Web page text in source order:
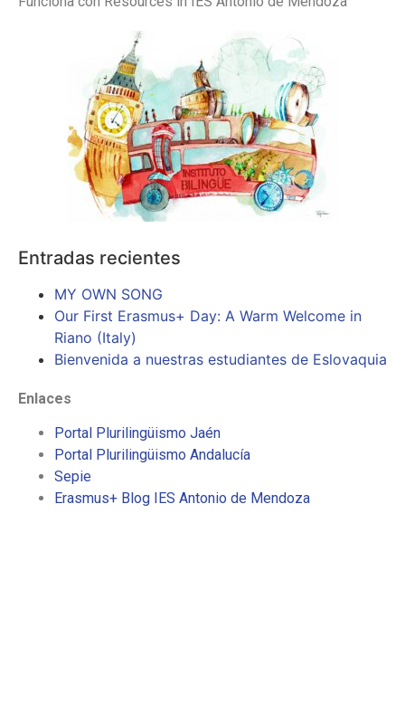
Entradas recientes
MY OWN SONG
Our First Erasmus+ Day: A Warm Welcome in
Riano (Italy)
Bienvenida a nuestras estudiantes de Eslovaquia
Enlaces
Portal Plurilingüismo Jaén
Portal Plurilingüismo Andalucía
Sepie
Erasmus+ Blog IES Antonio de Mendoza